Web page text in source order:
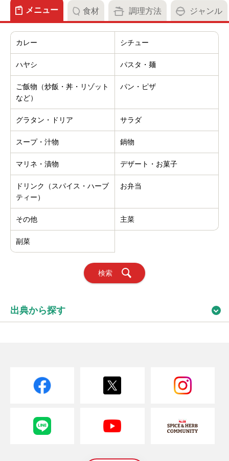
メニュー 食材 調理方法 ジャンル
カレー シチュー
ハヤシ パスタ・麺
ご飯物（炒飯・丼・リゾット
など）
パン・ピザ
グラタン・ドリア サラダ
スープ・汁物 鍋物
マリネ・漬物 デザート・お菓子
ドリンク（スパイス・ハーブ
ティー）
お弁当
その他 主菜
副菜
検索
出典から探す